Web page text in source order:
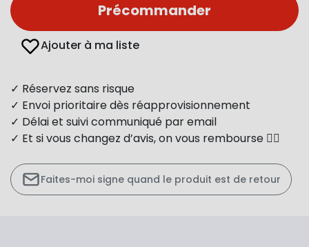
Précommander
Ajouter à ma liste
✓ Réservez sans risque
✓ Envoi prioritaire dès réapprovisionnement
✓ Délai et suivi communiqué par email
✓ Et si vous changez d’avis, on vous rembourse 👍🏻
Faites-moi signe quand le produit est de retour